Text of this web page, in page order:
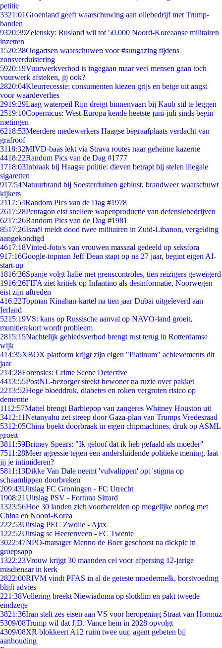
petitie
3321:01Groenland geeft waarschuwing aan oliebedrijf met Trump-
banden
9320:39Zelensky: Rusland wil tot 50.000 Noord-Koreaanse militairen
inzetten
1520:38Oogartsen waarschuwen voor #sungazing tijdens
zonsverduistering
5920:19Vuurwerkverbod is ingegaan maar veel mensen gaan toch
vuurwerk afsteken, jij ook?
2820:04Kleurrecessie: consumenten kiezen grijs en beige uit angst
voor waardeverlies
2919:29Laag waterpeil Rijn dreigt binnenvaart bij Kaub stil te leggen
2519:10Copernicus: West-Europa kende heetste juni-juli sinds begin
metingen
6218:53Meerdere medewerkers Haagse begraafplaats verdacht van
grafroof
3118:32MIVD-baas lekt via Strava routes naar geheime kazerne
4418:22Random Pics van de Dag #1777
1718:03Inbraak bij Haagse politie: dieven betrapt bij stelen illegale
sigaretten
917:54Natuurbrand bij Soesterduinen geblust, brandweer waarschuwt
kijkers
2117:54Random Pics van de Dag #1978
2617:28Pentagon eist snellere wapenproductie van defensiebedrijven
6217:26Random Pics van de Dag #1981
8517:26Israël meldt dood twee militairen in Zuid-Libanon, vergelding
aangekondigd
4617:18Vinted-foto's van vrouwen massaal gedeeld op seksfora
917:16Google-topman Jeff Dean stapt op na 27 jaar, begint eigen AI-
start-up
1816:36Spanje volgt Italië met grenscontroles, tien reizigers geweigerd
1916:26FIFA ziet kritiek op Infantino als desinformatie, Noorwegen
eist zijn aftreden
416:22Topman Kinahan-kartel na tien jaar Dubai uitgeleverd aan
Ierland
5215:19VS: kans op Russische aanval op NAVO-land groeit,
munitietekort wordt probleem
2815:15Nachtelijk gebiedsverbod brengt rust terug in Rotterdamse
wijk
414:35XBOX platform krijgt zijn eigen "Platinum" achievements dit
jaar
214:28Forensics: Crime Scene Detective
4413:55PostNL-bezorger steekt bewoner na ruzie over pakket
2213:52Hoge bloeddruk, diabetes en roken vergroten risico op
dementie
1112:57Mattel brengt Barbiepop van zangeres Whitney Houston uit
3412:11Netanyahu zet streep door Gaza-plan van Trumps Vredesraad
5312:05China boekt doorbraak in eigen chipmachines, druk op ASML
groeit
3811:59Britney Spears: "Ik geloof dat ik heb gefaald als moeder"
7511:28Meer agressie tegen een andersluidende politieke mening, laat
jij je intimideren?
5811:13Dikke Van Dale neemt 'vulvalippen' op: 'stigma op
schaamlippen doorbreken'
209:43Uitslag FC Groningen - FC Utrecht
1908:21Uitslag PSV - Fortuna Sittard
1323:56Hoe 30 landen zich voorbereiden op mogelijke oorlog met
China en Noord-Korea
222:53Uitslag PEC Zwolle - Ajax
1 22:52Uitslag sc Heerenveen - FC Twente
3022:47NPO-manager Menno de Boer geschorst na dickpic in
groepsapp
1322:23Vrouw krijgt 30 maanden cel voor afpersing 12-jarige
misdienaar in kerk
2822:00RIVM vindt PFAS in al de geteste moedermelk, borstvoeding
blijft advies
221:38Vollering breekt Niewiadoma op slotklim en pakt tweede
eindzege
3821:36Iran stelt zes eisen aan VS voor heropening Straat van Hormuz
5309/08Trump wil dat J.D. Vance hem in 2028 opvolgt
4309/08XR blokkeert A12 ruim twee uur, agent gebeten bij
aanhouding